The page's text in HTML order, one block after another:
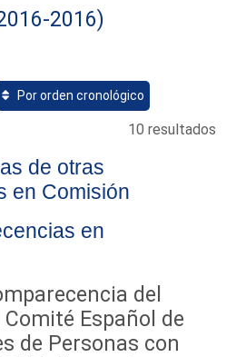
2016)
Por orden cronológico
10 resultados
de otras
en Comisión
en
del
Español de
de Personas con